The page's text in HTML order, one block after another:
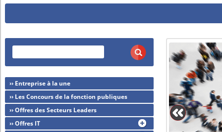
›› Entreprise à la une
›› Les Concours de la fonction publiques
›› Offres des Secteurs Leaders
›› Offres IT